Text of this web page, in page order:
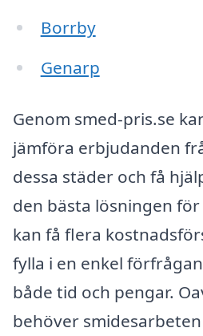
Borrby
Genarp
Genom smed-pris.se
jämföra erbjudanden
dessa städer och få
den bästa lösningen
kan få flera
fylla i en enkel
både tid och pengar.
behöver